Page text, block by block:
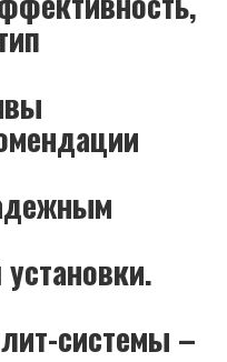
системы –